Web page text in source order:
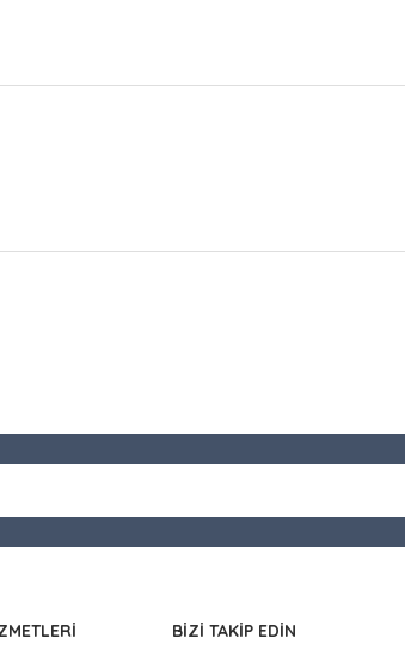
BİZİ TAKİP EDİN